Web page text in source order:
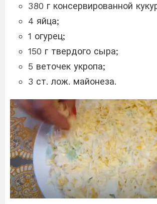
380 г консервированной
4 яйца;
1 огурец;
150 г твердого сыра;
5 веточек укропа;
3 ст. лож. майонеза.